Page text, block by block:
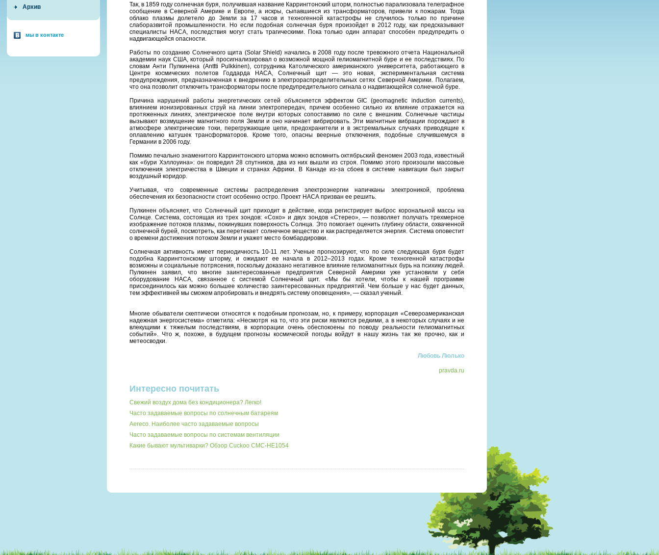
Архив
мы в контакте
Так, в 1859 году солнечная буря, получившая название Каррингтонский шторм, полностью парализовала телеграфное
сообщение в Северной Америке и Европе, а искры, сыпавшиеся из трансформаторов, привели к пожарам. Тогда
облако плазмы долетело до Земли за 17 часов и техногенной катастрофы не случилось только по причине
слаборазвитой промышленности. Но если подобная солнечная буря произойдет в 2012 году, как предсказывают
специалисты НАСА, последствия могут стать трагическими. Пока только один аппарат способен предупредить о
надвигающейся опасности.
Работы по созданию Солнечного щита (Solar Shield) начались в 2008 году после тревожного отчета Национальной
академии наук США, который просигнализировал о возможной мощной гелиомагнитной буре и ее последствиях. По
словам Анти Пулкинена (Anttti Pulkkinen), сотрудника Католического американского университета, работающего в
Центре космических полетов Годдарда НАСА, Солнечный щит — это новая, экспериментальная система
предупреждения, предназначенная к внедрению в электрораспределительных сетях Северной Америки. Полагаем,
что она позволит отключить трансформаторы после предупредительного сигнала о надвигающейся солнечной буре.
Причина нарушений работы энергетических сетей объясняется эффектом GIC (geomagnetic induction currents),
влиянием ионизированных струй на линии электропередач, причем особенно сильно их влияние отражается на
протяженных линиях, электрическое поле внутри которых сопоставимо по силе с внешним. Солнечные частицы
вызывают возмущение магнитного поля Земли и оно начинает вибрировать. Эти магнитные вибрации порождают в
атмосфере электрические токи, перегружающие цепи, предохранители и в экстремальных случаях приводящие к
оплавлению катушек трансформаторов. Кроме того, опасны веерные отключения, подобные случившемуся в
Германии в 2006 году.
Помимо печально знаменитого Каррингтонского шторма можно вспомнить октябрьский феномен 2003 года, известный
как «бури Хэллоуина»: он повредил 28 спутников, два из них вышли из строя. Помимо этого произошли массовые
отключения электричества в Швеции и странах Африки. В Канаде из-за сбоев в системе навигации был закрыт
воздушный коридор.
Учитывая, что современные системы распределения электроэнергии напичканы электроникой, проблема
обеспечения их безопасности стоит особенно остро. Проект НАСА призван ее решить.
Пулкинен объясняет, что Солнечный щит приходит в действие, когда регистрирует выброс корональной массы на
Солнце. Система, состоящая из трех зондов: «Сохо» и двух зондов «Стерео», — позволяет получать трехмерное
изображение потоков плазмы, покинувших поверхность Солнца. Это помогает оценить глубину области, охваченной
солнечной бурей, посмотреть, как перетекает солнечное вещество и как распределяется энергия. Система оповестит
о времени достижения потоком Земли и укажет место бомбардировки.
Солнечная активность имеет периодичность 10-11 лет. Ученые прогнозируют, что по силе следующая буря будет
подобна Каррингтонскому шторму, и ожидают ее начала в 2012–2013 годах. Кроме техногенной катастрофы
возможны и социальные потрясения, поскольку доказано негативное влияние гелиомагнитных бурь на психику людей.
Пулкинен заявил, что многие заинтересованные предприятия Северной Америки уже установили у себя
оборудование НАСА, связанное с системой Солнечный щит. «Мы бы хотели, чтобы к нашей программе
присоединилось как можно большее количество заинтересованных предприятий. Чем больше у нас будет данных,
тем эффективней мы сможем апробировать и внедрять систему оповещения», — сказал ученый.
Многие обыватели скептически относятся к подобным прогнозам, но, к примеру, корпорация «Североамериканская
надежная энергосистема» отметила: «Несмотря на то, что эти риски являются редкими, а в некоторых случаях и не
влекущими к тяжелым последствиям, в корпорации очень обеспокоены по поводу реальности гелиомагнитных
событий». Что ж, похоже, в будущем прогнозы космической погоды войдут в нашу жизнь так же прочно, как и
метеосводки.
Любовь Люлько
pravda.ru
Интересно почитать
Свежий воздух дома без кондиционера? Легко!
Часто задаваемые вопросы по солнечным батареям
Aereco. Наиболее часто задаваемые вопросы
Часто задаваемые вопросы по системам вентиляции
Какие бывают мультиварки? Обзор Cuckoo CMC-HE1054